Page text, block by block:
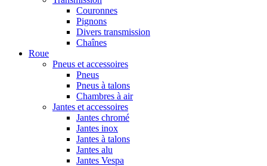
Couronnes
Pignons
Divers transmission
Chaînes
Roue
Pneus et accessoires
Pneus
Pneus à talons
Chambres à air
Jantes et accessoires
Jantes chromé
Jantes inox
Jantes à talons
Jantes alu
Jantes Vespa